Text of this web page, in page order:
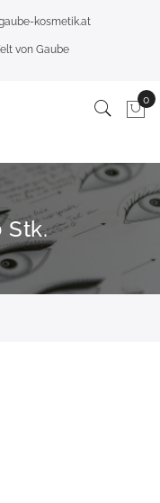
kosmetik.at
von Gaube
Stk.